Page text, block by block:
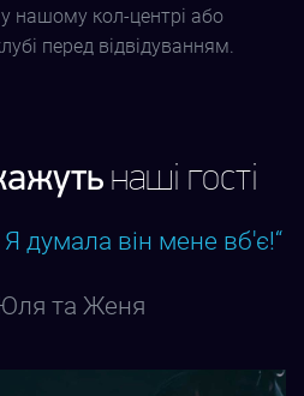
нашому кол-центрі або
перед відвідуванням.
наші гості
думала він мене вб'є!“
та Женя